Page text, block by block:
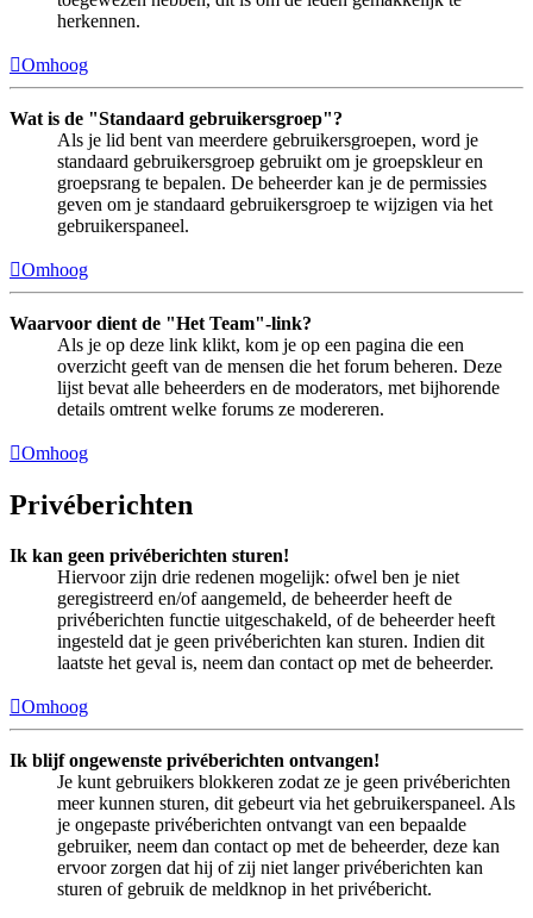
herkennen.
Omhoog
Wat is de "Standaard gebruikersgroep"?
Als je lid bent van meerdere gebruikersgroepen, word je
standaard gebruikersgroep gebruikt om je groepskleur en
groepsrang te bepalen. De beheerder kan je de permissies
geven om je standaard gebruikersgroep te wijzigen via het
gebruikerspaneel.
Omhoog
Waarvoor dient de "Het Team"-link?
Als je op deze link klikt, kom je op een pagina die een
overzicht geeft van de mensen die het forum beheren. Deze
lijst bevat alle beheerders en de moderators, met bijhorende
details omtrent welke forums ze modereren.
Omhoog
Privéberichten
Ik kan geen privéberichten sturen!
Hiervoor zijn drie redenen mogelijk: ofwel ben je niet
geregistreerd en/of aangemeld, de beheerder heeft de
privéberichten functie uitgeschakeld, of de beheerder heeft
ingesteld dat je geen privéberichten kan sturen. Indien dit
laatste het geval is, neem dan contact op met de beheerder.
Omhoog
Ik blijf ongewenste privéberichten ontvangen!
Je kunt gebruikers blokkeren zodat ze je geen privéberichten
meer kunnen sturen, dit gebeurt via het gebruikerspaneel. Als
je ongepaste privéberichten ontvangt van een bepaalde
gebruiker, neem dan contact op met de beheerder, deze kan
ervoor zorgen dat hij of zij niet langer privéberichten kan
sturen of gebruik de meldknop in het privébericht.